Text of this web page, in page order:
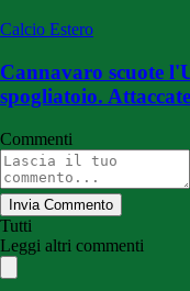
Calcio Estero
Cannavaro scuote
spogliatoio.
Commenti
Invia Commento
Tutti
Leggi altri commenti